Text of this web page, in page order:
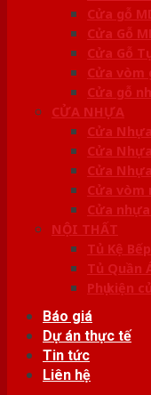
Cửa gỗ
Cửa Gỗ
Cửa Gỗ
Cửa vòm
Cửa gỗ
CỬA NHỰA
Cửa
Cửa
Cửa
Cửa vòm
Cửa
NỘI THẤT
Tủ Kệ Bếp
Tủ Quần
Phụ kiện
Báo giá
Dự án thực tế
Tin tức
Liên hệ